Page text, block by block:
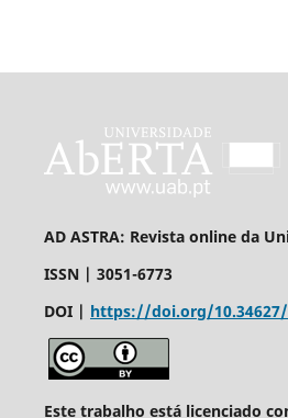
AD ASTRA: Revista online da
ISSN | 3051-6773
DOI | https://doi.org/
Este trabalho está licenciado